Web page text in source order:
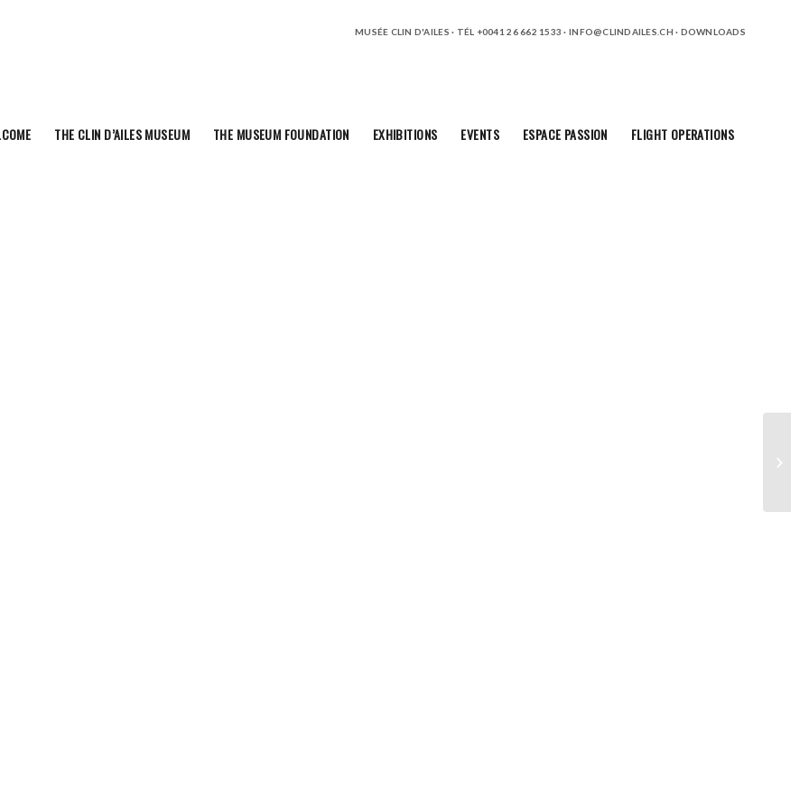
MUSÉE CLIN D'AILES · TÉL +0041 26 662 1533 · INFO@CLINDAILES.CH · DOWNLOADS
THE CLIN D’AILES MUSEUM THE MUSEUM FOUNDATION EXHIBITIONS EVENTS ESPACE PASSION FLIGHT OPERATIONS